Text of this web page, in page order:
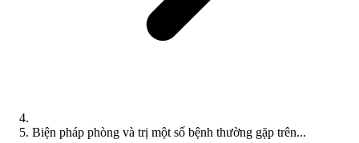
Biện pháp phòng và trị một số bệnh thường gặp trên...